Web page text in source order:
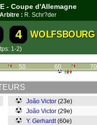
- Coupe d'Allemagne
Arbitre : R. Schr?der
4 WOLFSBOURG
1-2)
50 60 70
João Victor (23e)
João Victor (29e)
Y. Gerhardt(60e)